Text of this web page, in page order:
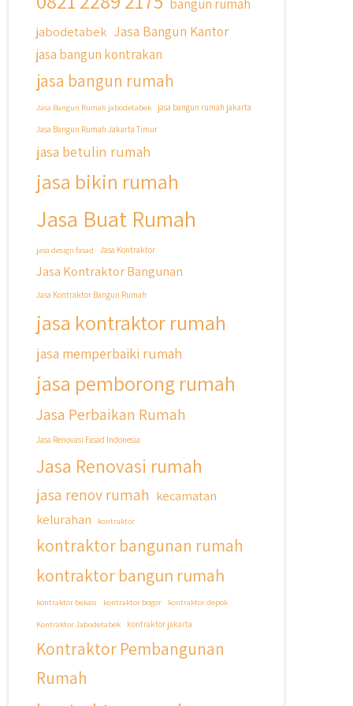
Cicilan ?? 🤗
Untuk informasi lebih lanjut terkait
program cicilan ini temen temen bisa
langsung klik link di bio yaa
#jasabangunrumahjakarta
#jasarenovasirumahjakarta
#kontraktorbangunan
#kontraktorbangunanrumah
#kontraktorbangunanjakarta
#kontraktorinteriorjakarta
#jasarenovasirumahbekasi
#jasadesainrumahmurah
#jasadesainrumahjakarta
#jasabangunrumahjabodetabek
bangun rumah
jabodetabek Jasa Bangun Kantor
jasa bangun kontrakan
jasa bangun rumah
Jasa Bangun Rumah jabodetabek
jasa bangun rumah jakarta
Jasa Bangun Rumah Jakarta Timur
jasa betulin rumah
jasa bikin rumah
Jasa Buat Rumah
jasa design fasad Jasa Kontraktor
Jasa Kontraktor Bangunan
Jasa Kontraktor Bangun Rumah
jasa kontraktor rumah
jasa memperbaiki rumah
jasa pemborong rumah
Jasa Perbaikan Rumah
Jasa Renovasi Fasad Indonesia
Jasa Renovasi rumah
jasa renov rumah kecamatan
kelurahan
kontraktor
kontraktor bangunan rumah
kontraktor bangun rumah
kontraktor bekasi kontraktor bogor
kontraktor depok
Kontraktor Jabodetabek
kontraktor jakarta
Kontraktor Pembangunan
Rumah